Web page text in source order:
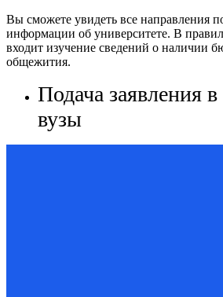
Вы сможете увидеть все направления
информации об университете. В
входит изучение сведений о наличии
общежития.
Подача заявления
вузы